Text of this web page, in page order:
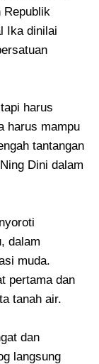
Republik
Ika dinilai
harus
harus mampu
tantangan
Dini dalam
dalam
muda.
pertama dan
tanah air.
dan
langsung